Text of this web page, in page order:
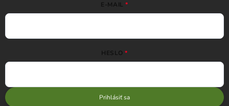
E-MAIL
HESLO
Prihlásiť sa